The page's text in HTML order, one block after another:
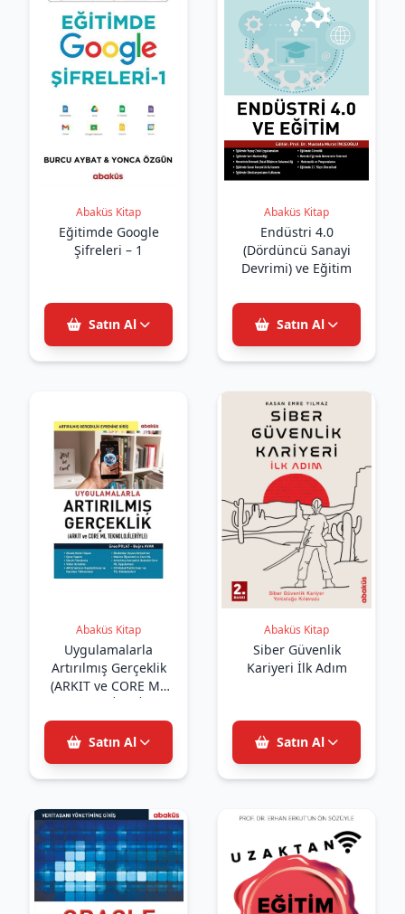
Abaküs Kitap
Eğitimde Google
Şifreleri – 1
Satın Al
Abaküs Kitap
Endüstri 4.0
(Dördüncü Sanayi
Devrimi) ve Eğitim
Satın Al
Abaküs Kitap
Uygulamalarla
Artırılmış Gerçeklik
(ARKIT ve CORE ML
TEKNOLOJİLERİYLE)
Satın Al
Abaküs Kitap
Siber Güvenlik
Kariyeri İlk Adım
Satın Al